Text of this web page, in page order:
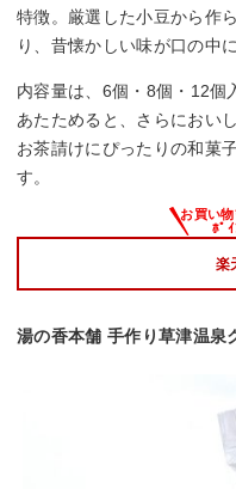
特徴。厳選した小豆から作
り、昔懐かしい味が口の中
内容量は、6個・8個・12個
あたためると、さらにおい
お茶請けにぴったりの和菓
す。
楽
湯の香本舗 手作り草津温泉